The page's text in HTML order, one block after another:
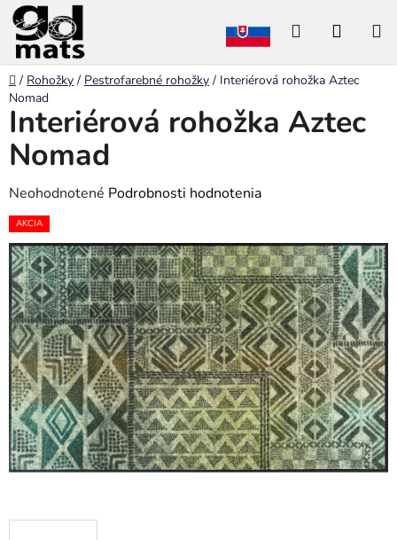
Prejsť
na
obsah
Hľadať
Domov
/ Rohožky / Pestrofarebné rohožky / Interiérová rohožka Aztec
Nomad
Interiérová rohožka Aztec
Nomad
Priemerné
hodnotenie
produktu
je
0,0
z
5
hviezdičiek.
Neohodnotené Podrobnosti hodnotenia
AKCIA